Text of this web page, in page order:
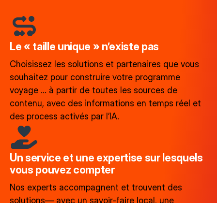
Le « taille unique » n’existe pas
Choisissez les solutions et partenaires que vous
souhaitez pour construire votre programme
voyage ... à partir de toutes les sources de
contenu, avec des informations en temps réel et
des process activés par l’IA.
Un service et une expertise sur lesquels
vous pouvez compter
Nos experts accompagnent et trouvent des
solutions— avec un savoir-faire local, une